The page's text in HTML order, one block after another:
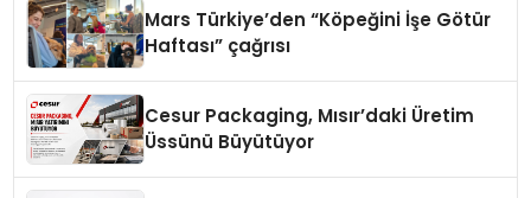
Mars Türkiye’den “Köpeğini İşe Götür
Haftası” çağrısı
Cesur Packaging, Mısır’daki Üretim
Üssünü Büyütüyor